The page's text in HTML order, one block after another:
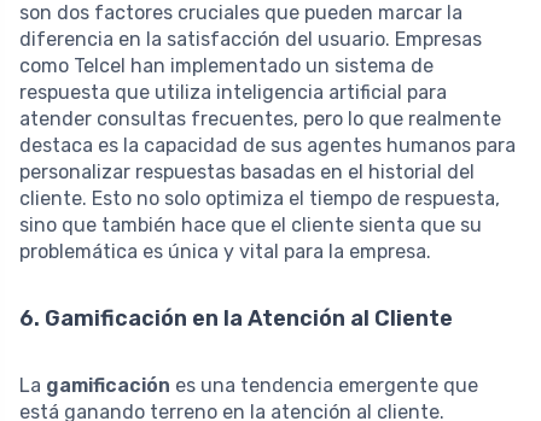
son dos factores cruciales que pueden marcar la
diferencia en la satisfacción del usuario. Empresas
como Telcel han implementado un sistema de
respuesta que utiliza inteligencia artificial para
atender consultas frecuentes, pero lo que realmente
destaca es la capacidad de sus agentes humanos para
personalizar respuestas basadas en el historial del
cliente. Esto no solo optimiza el tiempo de respuesta,
sino que también hace que el cliente sienta que su
problemática es única y vital para la empresa.
6. Gamificación en la Atención al Cliente
La gamificación es una tendencia emergente que
está ganando terreno en la atención al cliente.